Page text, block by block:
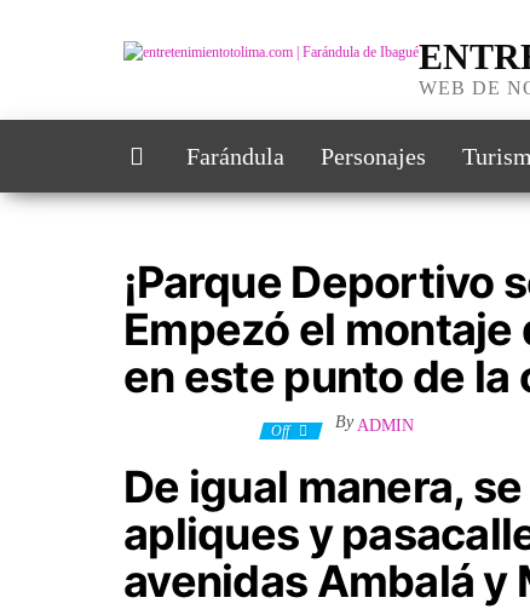
WEB DE
Farándula Personajes
¡Parque Deportivo
Empezó el
en este punto de la
Off By ADMIN
De igual manera,
apliques y
avenidas Ambalá y